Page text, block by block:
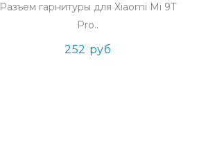
Разъем гарнитуры для Xiaomi Mi 9T
Pro..
252 руб